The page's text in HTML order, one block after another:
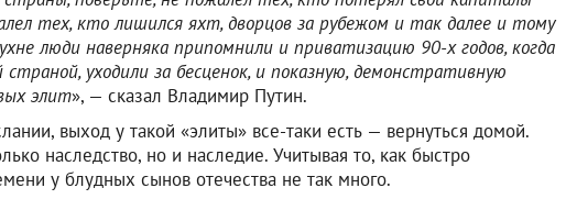
тех, кто лишился яхт, дворцов за рубежом и так далее и тому
люди наверняка припомнили и приватизацию 90-х годов, когда
уходили за бесценок, и показную, демонстративную
элит», — сказал Владимир Путин.
выход у такой «элиты» все-таки есть — вернуться домой.
наследство, но и наследие. Учитывая то, как быстро
у блудных сынов отечества не так много.